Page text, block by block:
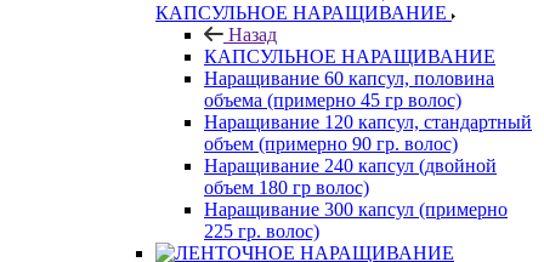
КАПСУЛЬНОЕ НАРАЩИВАНИЕ
Назад
КАПСУЛЬНОЕ НАРАЩИВАНИЕ
Наращивание 60 капсул, половина
объема (примерно 45 гр волос)
Наращивание 120 капсул, стандартный
объем (примерно 90 гр. волос)
Наращивание 240 капсул (двойной
объем 180 гр волос)
Наращивание 300 капсул (примерно
225 гр. волос)